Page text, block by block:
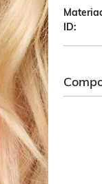
ID: